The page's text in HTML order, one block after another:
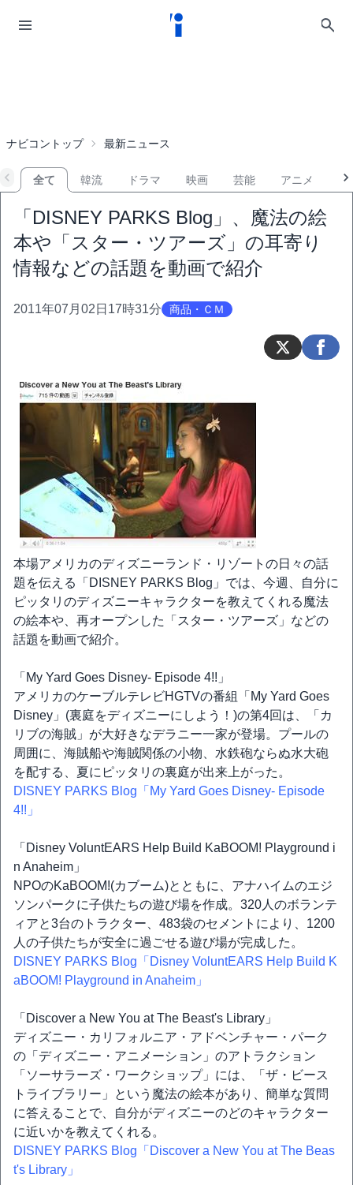
ナビコントップ 最新ニュース
全て 韓流 ドラマ 映画 芸能 アニメ
「DISNEY PARKS Blog」、魔法の絵
本や「スター・ツアーズ」の耳寄り
情報などの話題を動画で紹介
2011年07月02日17時31分 商品・ＣＭ
本場アメリカのディズニーランド・リゾートの日々の話
題を伝える「DISNEY PARKS Blog」では、今週、自分に
ピッタリのディズニーキャラクターを教えてくれる魔法
の絵本や、再オープンした「スター・ツアーズ」などの
話題を動画で紹介。
「My Yard Goes Disney- Episode 4!!」
アメリカのケーブルテレビHGTVの番組「My Yard Goes
Disney」(裏庭をディズニーにしよう！)の第4回は、「カ
リブの海賊」が大好きなデラニー一家が登場。プールの
周囲に、海賊船や海賊関係の小物、水鉄砲ならぬ水大砲
を配する、夏にピッタリの裏庭が出来上がった。
DISNEY PARKS Blog「My Yard Goes Disney- Episode
4!!」
「Disney VoluntEARS Help Build KaBOOM! Playground i
n Anaheim」
NPOのKaBOOM!(カブーム)とともに、アナハイムのエジ
ソンパークに子供たちの遊び場を作成。320人のボランテ
ィアと3台のトラクター、483袋のセメントにより、1200
人の子供たちが安全に過ごせる遊び場が完成した。
DISNEY PARKS Blog「Disney VoluntEARS Help Build K
aBOOM! Playground in Anaheim」
「Discover a New You at The Beast's Library」
ディズニー・カリフォルニア・アドベンチャー・パーク
の「ディズニー・アニメーション」のアトラクション
「ソーサラーズ・ワークショップ」には、「ザ・ビース
トライブラリー」という魔法の絵本があり、簡単な質問
に答えることで、自分がディズニーのどのキャラクター
に近いかを教えてくれる。
DISNEY PARKS Blog「Discover a New You at The Beas
t's Library」